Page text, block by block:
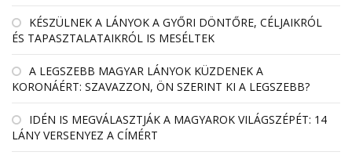
KÉSZÜLNEK A LÁNYOK A GYŐRI DÖNTŐRE, CÉLJAIKRÓL
ÉS TAPASZTALATAIKRÓL IS MESÉLTEK
A LEGSZEBB MAGYAR LÁNYOK KÜZDENEK A
KORONÁÉRT: SZAVAZZON, ÖN SZERINT KI A LEGSZEBB?
IDÉN IS MEGVÁLASZTJÁK A MAGYAROK VILÁGSZÉPÉT: 14
LÁNY VERSENYEZ A CÍMÉRT